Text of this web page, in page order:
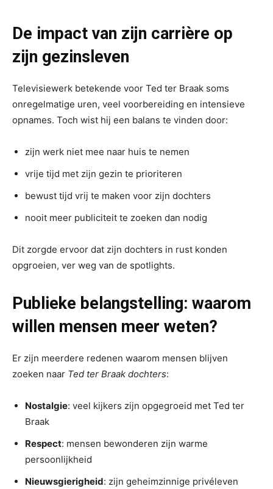
De impact van zijn carrière op
zijn gezinsleven
Televisiewerk betekende voor Ted ter Braak soms
onregelmatige uren, veel voorbereiding en intensieve
opnames. Toch wist hij een balans te vinden door:
zijn werk niet mee naar huis te nemen
vrije tijd met zijn gezin te prioriteren
bewust tijd vrij te maken voor zijn dochters
nooit meer publiciteit te zoeken dan nodig
Dit zorgde ervoor dat zijn dochters in rust konden
opgroeien, ver weg van de spotlights.
Publieke belangstelling: waarom
willen mensen meer weten?
Er zijn meerdere redenen waarom mensen blijven
zoeken naar Ted ter Braak dochters:
Nostalgie: veel kijkers zijn opgegroeid met Ted ter
Braak
Respect: mensen bewonderen zijn warme
persoonlijkheid
Nieuwsgierigheid: zijn geheimzinnige privéleven